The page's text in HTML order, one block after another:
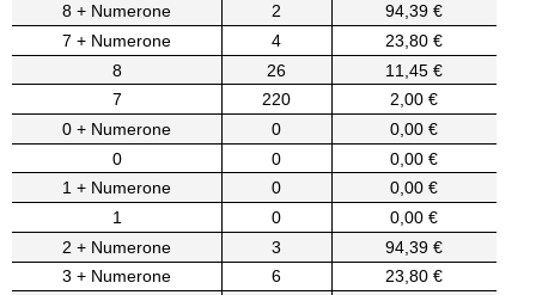
8 + Numerone
2
94,39 €
7 + Numerone
4
23,80 €
8
26
11,45 €
7
220
2,00 €
0 + Numerone
0
0,00 €
0
0
0,00 €
1 + Numerone
0
0,00 €
1
0
0,00 €
2 + Numerone
3
94,39 €
3 + Numerone
6
23,80 €